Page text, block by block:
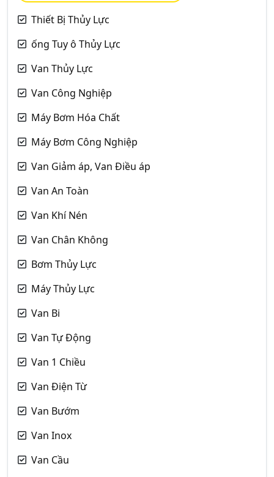
Thiết Bị Thủy Lực
ống Tuy ô Thủy Lực
Van Thủy Lực
Van Công Nghiệp
Máy Bơm Hóa Chất
Máy Bơm Công Nghiệp
Van Giảm áp, Van Điều áp
Van An Toàn
Van Khí Nén
Van Chân Không
Bơm Thủy Lực
Máy Thủy Lực
Van Bi
Van Tự Động
Van 1 Chiều
Van Điện Từ
Van Bướm
Van Inox
Van Cầu